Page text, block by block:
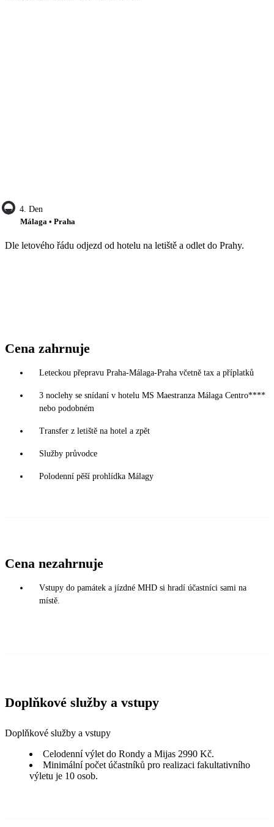
4. Den
Málaga • Praha
Dle letového řádu odjezd od hotelu na letiště a odlet do Prahy.
Cena zahrnuje
Leteckou přepravu Praha-Málaga-Praha včetně tax a příplatků
3 noclehy se snídaní v hotelu MS Maestranza Málaga Centro****
nebo podobném
Transfer z letiště na hotel a zpět
Služby průvodce
Polodenní pěší prohlídka Málagy
Cena nezahrnuje
Vstupy do památek a jízdné MHD si hradí účastníci sami na
místě.
Doplňkové služby a vstupy
Doplňkové služby a vstupy
Celodenní výlet do Rondy a Mijas 2990 Kč.
Minimální počet účastníků pro realizaci fakultativního
výletu je 10 osob.